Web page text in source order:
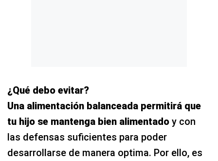
¿Qué debo evitar?
Una alimentación balanceada permitirá que
tu hijo se mantenga bien alimentado y con
las defensas suficientes para poder
desarrollarse de manera optima. Por ello, es